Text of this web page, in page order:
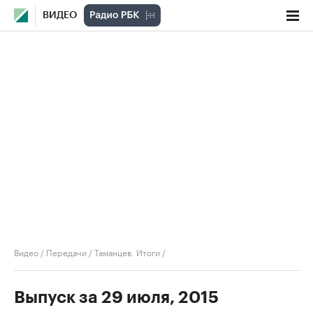
ВИДЕО
Видео / Передачи /Таманцев. Итоги /
Выпуск за 29 июля, 2015